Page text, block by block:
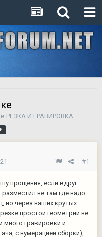
в РЕЗКА И ГРАВИРОВКА
#1
прощения, если вдруг
не там где надо.
но через наших крутых
простой геометрии не
много гравировки и
с нумерацией сборки),